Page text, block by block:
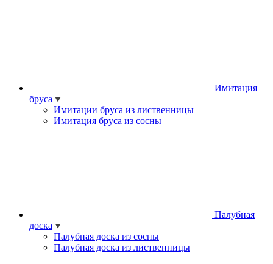
Имитация
бруса
Имитации бруса из лиственницы
Имитация бруса из сосны
Палубная
доска
Палубная доска из сосны
Палубная доска из лиственницы